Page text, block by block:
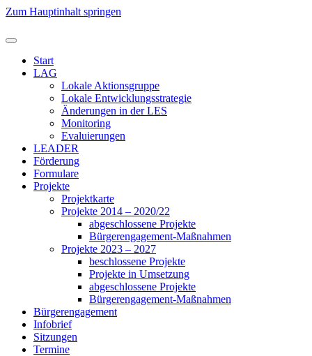
Zum Hauptinhalt springen
Start
LAG
Lokale Aktionsgruppe
Lokale Entwicklungsstrategie
Änderungen in der LES
Monitoring
Evaluierungen
LEADER
Förderung
Formulare
Projekte
Projektkarte
Projekte 2014 – 2020/22
abgeschlossene Projekte
Bürgerengagement-Maßnahmen
Projekte 2023 – 2027
beschlossene Projekte
Projekte in Umsetzung
abgeschlossene Projekte
Bürgerengagement-Maßnahmen
Bürgerengagement
Infobrief
Sitzungen
Termine